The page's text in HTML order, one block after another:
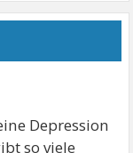
Depression
so viele